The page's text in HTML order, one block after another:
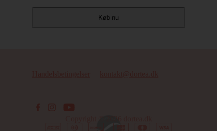
Køb nu